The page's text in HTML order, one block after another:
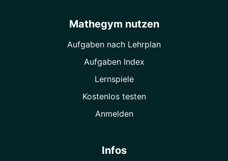
Mathegym nutzen
Aufgaben nach Lehrplan
Aufgaben Index
Lernspiele
Kostenlos testen
Anmelden
Infos